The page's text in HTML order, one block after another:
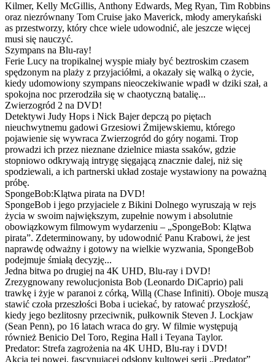
Kilmer, Kelly McGillis, Anthony Edwards, Meg Ryan, Tim Robbins
oraz niezrównany Tom Cruise jako Maverick, młody amerykański
as przestworzy, który chce wiele udowodnić, ale jeszcze więcej
musi się nauczyć.
Szympans na Blu-ray!
Ferie Lucy na tropikalnej wyspie miały być beztroskim czasem
spędzonym na plaży z przyjaciółmi, a okazały się walką o życie,
kiedy udomowiony szympans nieoczekiwanie wpadł w dziki szał, a
spokojna noc przerodziła się w chaotyczną batalię...
Zwierzogród 2 na DVD!
Detektywi Judy Hops i Nick Bajer depczą po piętach
nieuchwytnemu gadowi Grzesiowi Żmijewskiemu, którego
pojawienie się wywraca Zwierzogród do góry nogami. Trop
prowadzi ich przez nieznane dzielnice miasta ssaków, gdzie
stopniowo odkrywają intrygę sięgającą znacznie dalej, niż się
spodziewali, a ich partnerski układ zostaje wystawiony na poważną
próbę.
SpongeBob:Klątwa pirata na DVD!
SpongeBob i jego przyjaciele z Bikini Dolnego wyruszają w rejs
życia w swoim największym, zupełnie nowym i absolutnie
obowiązkowym filmowym wydarzeniu – „SpongeBob: Klątwa
pirata”. Zdeterminowany, by udowodnić Panu Krabowi, że jest
naprawdę odważny i gotowy na wielkie wyzwania, SpongeBob
podejmuje śmiałą decyzję...
Jedna bitwa po drugiej na 4K UHD, Blu-ray i DVD!
Zrezygnowany rewolucjonista Bob (Leonardo DiCaprio) pali
trawkę i żyje w paranoi z córką, Willą (Chase Infiniti). Oboje muszą
stawić czoła przeszłości Boba i uciekać, by ratować przyszłość,
kiedy jego bezlitosny przeciwnik, pułkownik Steven J. Lockjaw
(Sean Penn), po 16 latach wraca do gry. W filmie występują
również Benicio Del Toro, Regina Hall i Teyana Taylor.
Predator: Strefa zagrożenia na 4K UHD, Blu-ray i DVD!
Akcja tej nowej, fascynującej odsłony kultowej serii „Predator”